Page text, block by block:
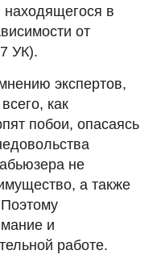
в
от
УК).
экспертов,
как
побои, опасаясь
не
а также
и
работе.